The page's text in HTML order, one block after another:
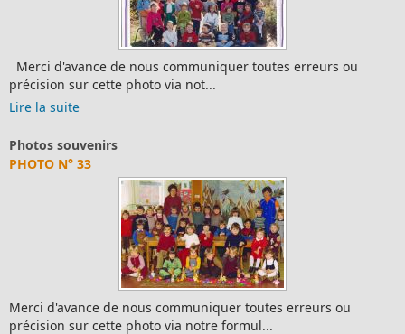
Merci d'avance de nous communiquer toutes erreurs ou
précision sur cette photo via not...
Lire la suite
Photos souvenirs
PHOTO N° 33
Merci d'avance de nous communiquer toutes erreurs ou
précision sur cette photo via notre formul...